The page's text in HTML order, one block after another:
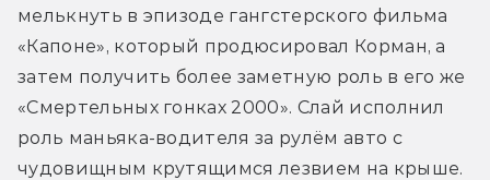
мелькнуть в эпизоде гангстерского фильма
«Капоне», который продюсировал Корман, а
затем получить более заметную роль в его же
«Смертельных гонках 2000». Слай исполнил
роль маньяка-водителя за рулём авто с
чудовищным крутящимся лезвием на крыше.